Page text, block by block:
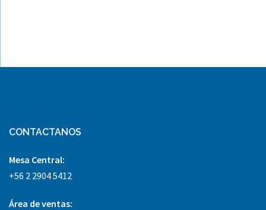
CONTACTANOS
Mesa Central:
+56 2 2904 5412
Área de ventas: